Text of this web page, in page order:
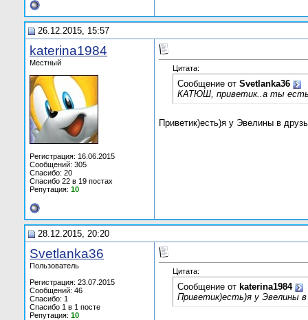
26.12.2015, 15:57
katerina1984
Местный
Регистрация: 16.06.2015
Сообщений: 305
Спасибо: 20
Спасибо 22 в 19 постах
Репутация: 10
Цитата:
Сообщение от Svetlanka36
КАТЮШ, приветик..а ты есть
Приветик)есть)я у Эвелины в
28.12.2015, 20:20
Svetlanka36
Пользователь
Регистрация: 23.07.2015
Сообщений: 46
Спасибо: 1
Спасибо 1 в 1 посте
Репутация: 10
Цитата:
Сообщение от katerina1984
Приветик)есть)я у Эвелины